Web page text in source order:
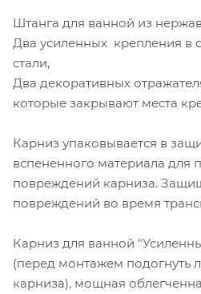
Штанга для ванной из
Два усиленных крепления в
стали,
Два декоративных
которые закрывают места
Карниз упаковывается в
вспененного материала для
повреждений карниза.
повреждений во время
Карниз для ванной
(перед монтажем подогнуть
карниза), мощная